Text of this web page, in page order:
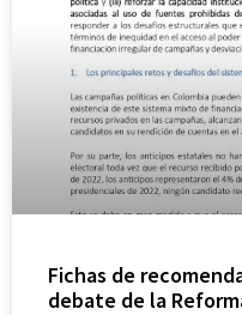
Fichas de
debate de la